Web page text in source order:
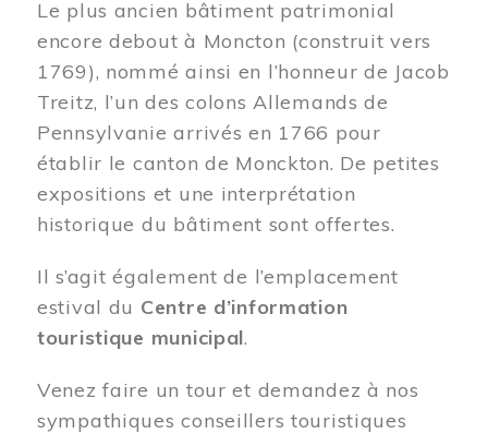
Le plus ancien bâtiment patrimonial
encore debout à Moncton (construit vers
1769), nommé ainsi en l’honneur de Jacob
Treitz, l’un des colons Allemands de
Pennsylvanie arrivés en 1766 pour
établir le canton de Monckton. De petites
expositions et une interprétation
historique du bâtiment sont offertes.
Il s’agit également de l’emplacement
estival du Centre d’information
touristique municipal.
Venez faire un tour et demandez à nos
sympathiques conseillers touristiques